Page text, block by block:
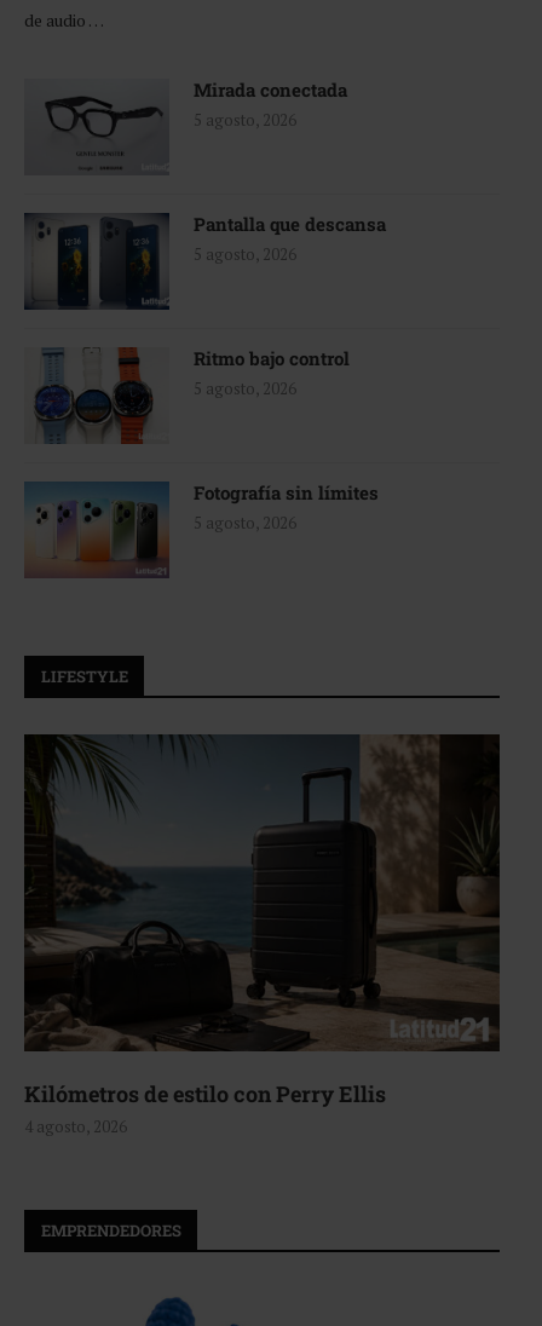
de audio …
Mirada conectada
5 agosto, 2026
Pantalla que descansa
5 agosto, 2026
Ritmo bajo control
5 agosto, 2026
Fotografía sin límites
5 agosto, 2026
LIFESTYLE
Kilómetros de estilo con Perry Ellis
4 agosto, 2026
EMPRENDEDORES